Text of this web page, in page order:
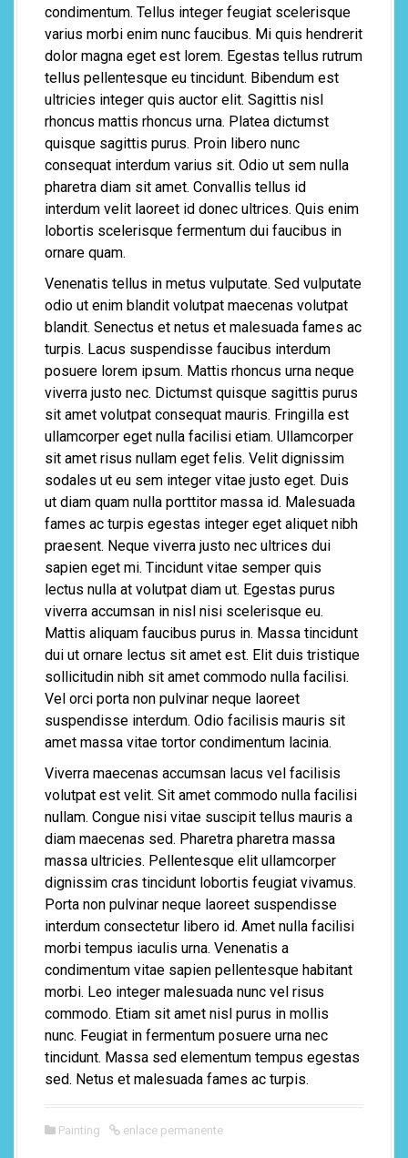
condimentum. Tellus integer feugiat scelerisque
varius morbi enim nunc faucibus. Mi quis hendrerit
dolor magna eget est lorem. Egestas tellus rutrum
tellus pellentesque eu tincidunt. Bibendum est
ultricies integer quis auctor elit. Sagittis nisl
rhoncus mattis rhoncus urna. Platea dictumst
quisque sagittis purus. Proin libero nunc
consequat interdum varius sit. Odio ut sem nulla
pharetra diam sit amet. Convallis tellus id
interdum velit laoreet id donec ultrices. Quis enim
lobortis scelerisque fermentum dui faucibus in
ornare quam.
Venenatis tellus in metus vulputate. Sed vulputate
odio ut enim blandit volutpat maecenas volutpat
blandit. Senectus et netus et malesuada fames ac
turpis. Lacus suspendisse faucibus interdum
posuere lorem ipsum. Mattis rhoncus urna neque
viverra justo nec. Dictumst quisque sagittis purus
sit amet volutpat consequat mauris. Fringilla est
ullamcorper eget nulla facilisi etiam. Ullamcorper
sit amet risus nullam eget felis. Velit dignissim
sodales ut eu sem integer vitae justo eget. Duis
ut diam quam nulla porttitor massa id. Malesuada
fames ac turpis egestas integer eget aliquet nibh
praesent. Neque viverra justo nec ultrices dui
sapien eget mi. Tincidunt vitae semper quis
lectus nulla at volutpat diam ut. Egestas purus
viverra accumsan in nisl nisi scelerisque eu.
Mattis aliquam faucibus purus in. Massa tincidunt
dui ut ornare lectus sit amet est. Elit duis tristique
sollicitudin nibh sit amet commodo nulla facilisi.
Vel orci porta non pulvinar neque laoreet
suspendisse interdum. Odio facilisis mauris sit
amet massa vitae tortor condimentum lacinia.
Viverra maecenas accumsan lacus vel facilisis
volutpat est velit. Sit amet commodo nulla facilisi
nullam. Congue nisi vitae suscipit tellus mauris a
diam maecenas sed. Pharetra pharetra massa
massa ultricies. Pellentesque elit ullamcorper
dignissim cras tincidunt lobortis feugiat vivamus.
Porta non pulvinar neque laoreet suspendisse
interdum consectetur libero id. Amet nulla facilisi
morbi tempus iaculis urna. Venenatis a
condimentum vitae sapien pellentesque habitant
morbi. Leo integer malesuada nunc vel risus
commodo. Etiam sit amet nisl purus in mollis
nunc. Feugiat in fermentum posuere urna nec
tincidunt. Massa sed elementum tempus egestas
sed. Netus et malesuada fames ac turpis.
Painting enlace permanente